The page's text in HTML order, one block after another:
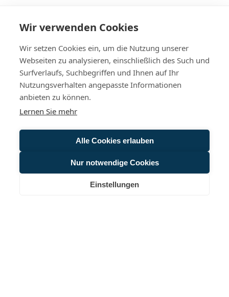
Wir verwenden Cookies
Wir setzen Cookies ein, um die Nutzung unserer
Webseiten zu analysieren, einschließlich des Such und
Surfverlaufs, Suchbegriffen und Ihnen auf Ihr
Nutzungsverhalten angepasste Informationen
anbieten zu können.
Lernen Sie mehr
Alle Cookies erlauben
Nur notwendige Cookies
Einstellungen